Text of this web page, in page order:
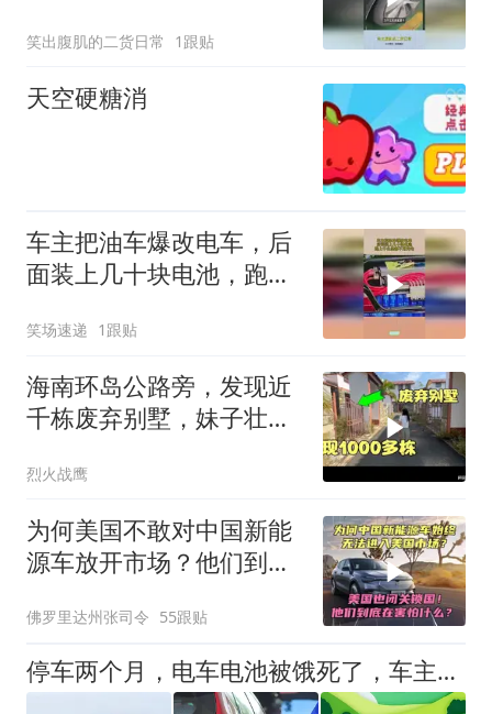
笑出腹肌的二货日常 1跟贴
天空硬糖消
车主把油车爆改电车，后
面装上几十块电池，跑上
笑场速递 1跟贴
海南环岛公路旁，发现近
千栋废弃别墅，妹子壮着
烈火战鹰
为何美国不敢对中国新能
源车放开市场？他们到底
佛罗里达州张司令 55跟贴
停车两个月，电车电池被饿死了，车主损失惨重，油车半年饿不死！